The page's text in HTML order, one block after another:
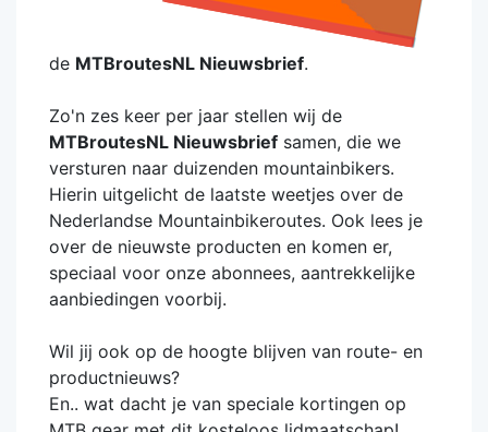
de MTBroutesNL Nieuwsbrief.
Zo'n zes keer per jaar stellen wij de
MTBroutesNL Nieuwsbrief samen, die we
versturen naar duizenden mountainbikers.
Hierin uitgelicht de laatste weetjes over de
Nederlandse Mountainbikeroutes. Ook lees je
over de nieuwste producten en komen er,
speciaal voor onze abonnees, aantrekkelijke
aanbiedingen voorbij.
Wil jij ook op de hoogte blijven van route- en
productnieuws?
En.. wat dacht je van speciale kortingen op